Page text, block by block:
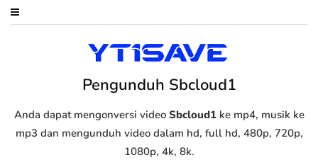
Pengunduh Sbcloud1
Anda dapat mengonversi video Sbcloud1ke mp4, musik ke
mp3 dan mengunduh video dalam hd, full hd, 480p, 720p,
1080p, 4k, 8k.